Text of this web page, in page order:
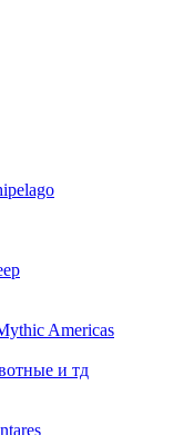
Americas
и тд